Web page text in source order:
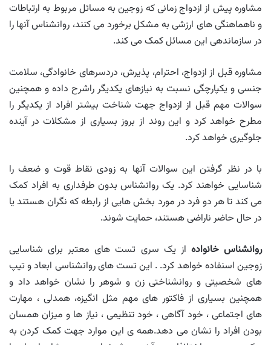
مشاوره پیش از ازدواج زمانی که زوجین به مسائل مربوط به ارتباطات
و ناهماهنگی های ارزشی به مشکل برخورد می کنند، روانشناس آنها را
در سازماندهی این مسائل کمک می کند.
مشاوره قبل از ازدواج، احترام، پذیرش، دردسرهای خانوادگی، سلامت
جنسی و یکپارچگی نسبت به نیازهای یکدیگر راشرح داده و همچنین
سوالات مهم قبل از ازدواج جهت شناخت بیشتر افراد از یکدیگر را
مطرح خواهد کرد و این روند از بروز بسیاری از مشکلات در آینده
جلوگیری خواهد کرد.
با در نظر گرفتن این سوالات آنها به زودی نقاط قوت و ضعف را
شناسایی خواهند کرد. یک روانشناس بدون طرفداری به افراد کمک
می کند تا هر دو فرد در مورد بخش هایی از رابطه که نگران هستند یا
در حال حاضر ناراضی هستند، حمایت شوند.
روانشناس خانواده از یک سری تست های معتبر برای شناسایی
زوجین اسنفاده خواهد کرد. . این تست های روانشناسی ابعاد و تیپ
های شخصیتی و روانشناختی زن و شوهر را نشان خواهد داد و
همچنین بسیاری از فاکتور های مهم مثل انگیزه، همدلی ، مهارت
های اجتماعی ، خود آگاهی ، خود تنظیمی ، نیاز ها و میزان همسان
بودن افراد را نشان می دهد.همه ی این موارد جهت کمک کردن به